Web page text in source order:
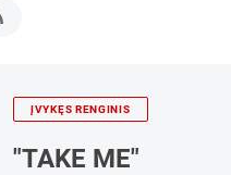
ĮVYKĘS RENGINIS
"TAKE ME"